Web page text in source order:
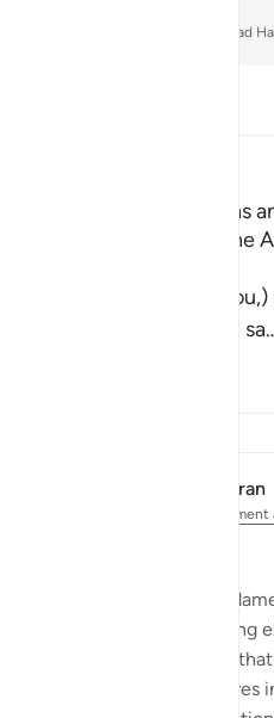
A Warning for Humans
Ibn Jurayj said that the
(We shall attend to
you,' while Al-Bukhari sa
In the Shade of the Quran
Référencement
Having stated this
eternity while everything
correlate making clear
affairs of all His creatures
French Translation(Muhammad